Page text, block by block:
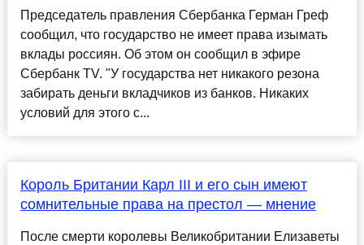
Председатель правления Сбербанка Герман Греф
сообщил, что государство не имеет права изымать
вклады россиян. Об этом он сообщил в эфире
Сбербанк TV. "У государства нет никакого резона
забирать деньги вкладчиков из банков. Никаких
условий для этого с...
Король Британии Карл III и его сын имеют
сомнительные права на престол — мнение
После смерти королевы Великобритании Елизаветы